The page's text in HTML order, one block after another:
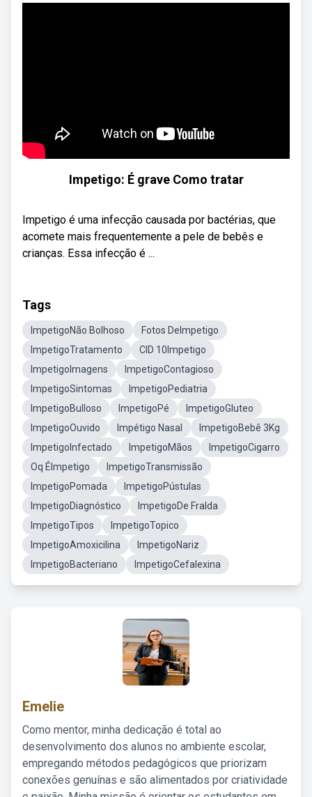
Impetigo: É grave Como tratar
Impetigo é uma infecção causada por bactérias, que
acomete mais frequentemente a pele de bebês e
crianças. Essa infecção é ...
Tags
ImpetigoNão Bolhoso
Fotos DeImpetigo
ImpetigoTratamento
CID 10Impetigo
ImpetigoImagens
ImpetigoContagioso
ImpetigoSintomas
ImpetigoPediatria
ImpetigoBulloso
ImpetigoPé
ImpetigoGluteo
ImpetigoOuvido
Impétigo Nasal
ImpetigoBebê 3Kg
ImpetigoInfectado
ImpetigoMãos
ImpetigoCigarro
Oq ÉImpetigo
ImpetigoTransmissão
ImpetigoPomada
ImpetigoPústulas
ImpetigoDiagnóstico
ImpetigoDe Fralda
ImpetigoTipos
ImpetigoTopico
ImpetigoAmoxicilina
ImpetigoNariz
ImpetigoBacteriano
ImpetigoCefalexina
Emelie
Como mentor, minha dedicação é total ao
desenvolvimento dos alunos no ambiente escolar,
empregando métodos pedagógicos que priorizam
conexões genuínas e são alimentados por criatividade